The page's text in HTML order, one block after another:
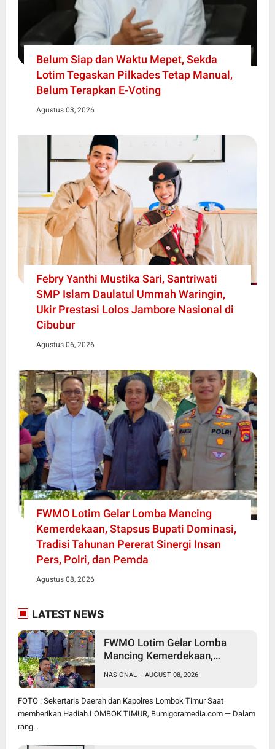
Belum Siap dan Waktu Mepet, Sekda
Lotim Tegaskan Pilkades Tetap Manual,
Belum Terapkan E-Voting
Agustus 03, 2026
Febry Yanthi Mustika Sari, Santriwati
SMP Islam Daulatul Ummah Waringin,
Ukir Prestasi Lolos Jambore Nasional di
Cibubur
Agustus 06, 2026
FWMO Lotim Gelar Lomba Mancing
Kemerdekaan, Stapsus Bupati Dominasi,
Tradisi Tahunan Pererat Sinergi Insan
Pers, Polri, dan Pemda
Agustus 08, 2026
LATEST NEWS
FWMO Lotim Gelar Lomba
Mancing Kemerdekaan,
Tradisi Tahunan Pererat Sinergi
Insan Pers, Polri, dan Pemda
NASIONAL - AUGUST 08, 2026
FOTO : Sekertaris Daerah dan Kapolres Lombok Timur Saat
memberikan Hadiah.LOMBOK TIMUR, Bumigoramedia.com — Dalam
rang...